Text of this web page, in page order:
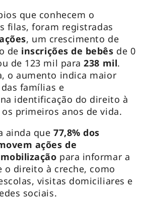
que conhecem o
filas, foram registradas
, um crescimento de
de inscrições de bebês de 0
de 123 mil para238 mil.
o aumento indica maior
famílias e
identificação do direito à
primeiros anos de vida.
ainda que77,8% dos
ações de
para informar a
o direito à creche, como
visitas domiciliares e
sociais.